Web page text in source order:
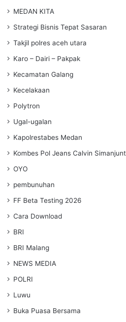
MEDAN KITA
Strategi Bisnis Tepat Sasaran
Takjil polres aceh utara
Karo – Dairi – Pakpak
Kecamatan Galang
Kecelakaan
Polytron
Ugal-ugalan
Kapolrestabes Medan
Kombes Pol Jeans Calvin
OYO
pembunuhan
FF Beta Testing 2026
Cara Download
BRI
BRI Malang
NEWS MEDIA
POLRI
Luwu
Buka Puasa Bersama